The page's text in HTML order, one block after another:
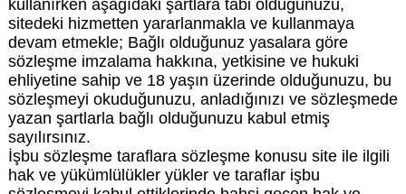
kullanırken aşağıdaki şartlara tabi olduğunuzu,
sitedeki hizmetten yararlanmakla ve kullanmaya
devam etmekle; Bağlı olduğunuz yasalara göre
sözleşme imzalama hakkına, yetkisine ve hukuki
ehliyetine sahip ve 18 yaşın üzerinde olduğunuzu, bu
sözleşmeyi okuduğunuzu, anladığınızı ve sözleşmede
yazan şartlarla bağlı olduğunuzu kabul etmiş
sayılırsınız.
İşbu sözleşme taraflara sözleşme konusu site ile ilgili
hak ve yükümlülükler yükler ve taraflar işbu